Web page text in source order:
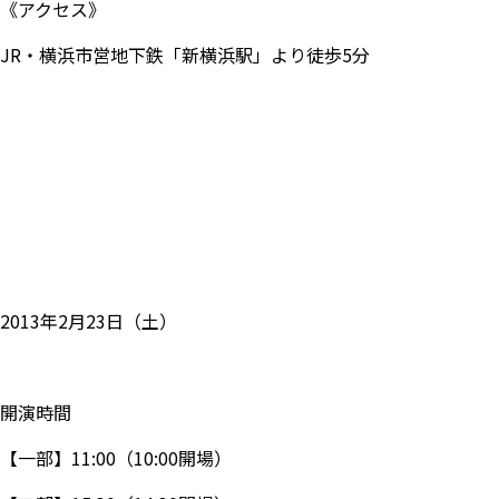
《アクセス》
JR・横浜市営地下鉄「新横浜駅」より徒歩5分
2013年2月23日（土）
開演時間
【一部】11:00（10:00開場）